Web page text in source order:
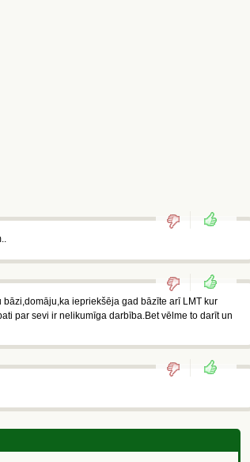
iepriekšēja gad bāzīte arī LMT kur
par sevi ir nelikumīga darbība.Bet vēlme to darīt un